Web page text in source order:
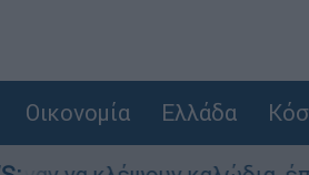
Οικονομία Ελλάδα